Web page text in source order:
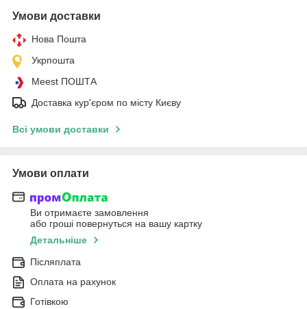
Умови доставки
Нова Пошта
Укрпошта
Meest ПОШТА
Доставка кур'єром по місту Києву
Всі умови доставки
Умови оплати
Ви отримаєте замовлення
або гроші повернуться на вашу картку
Детальніше
Післяплата
Оплата на рахунок
Готівкою